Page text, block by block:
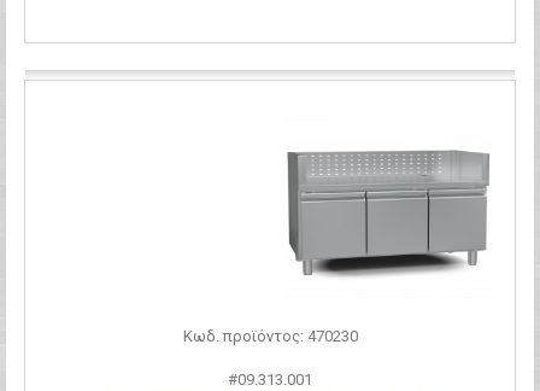
Κωδ. προϊόντος: 470230
#09.313.001